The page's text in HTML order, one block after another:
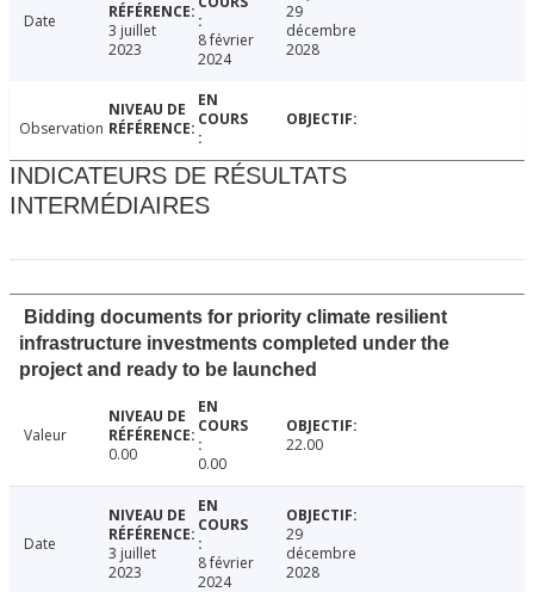
Date
3 juillet
2023
8 février
2024
29
décembre
2028
Observation
INDICATEURS DE RÉSULTATS
INTERMÉDIAIRES
Bidding documents for priority climate resilient
infrastructure investments completed under the
project and ready to be launched
Valeur
0.00
0.00
22.00
Date
3 juillet
2023
8 février
2024
29
décembre
2028